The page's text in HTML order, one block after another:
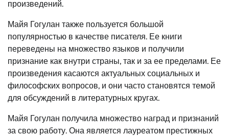
произведений.
Майя Гогулан также пользуется большой
популярностью в качестве писателя. Ее книги
переведены на множество языков и получили
признание как внутри страны, так и за ее пределами. Ее
произведения касаются актуальных социальных и
философских вопросов, и они часто становятся темой
для обсуждений в литературных кругах.
Майя Гогулан получила множество наград и признаний
за свою работу. Она является лауреатом престижных